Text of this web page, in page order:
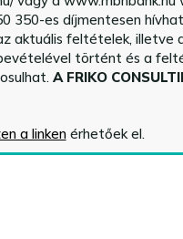
350-es díjmentesen
aktuális feltételek, illetve
történt és a
A FRIKO
a linkenérhetőek el.